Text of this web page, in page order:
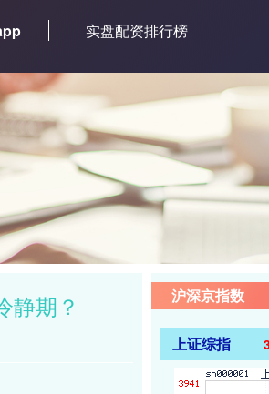
实盘配资排行榜
静期？ 沪深京指数
上证综指